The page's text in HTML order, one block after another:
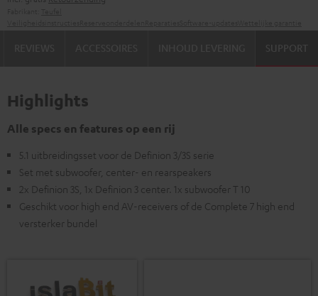
SUPPORT
Highlights
Alle specs en features op een rij
5.1 uitbreidingsset voor de Definion 3/3S serie
Set met subwoofer, center- en rearspeakers
2x Definion 3S, 1x Definion 3 center. 1x subwoofer T 10
Geschikt voor high end AV-receivers of de Complete 7 high end
versterker bundel